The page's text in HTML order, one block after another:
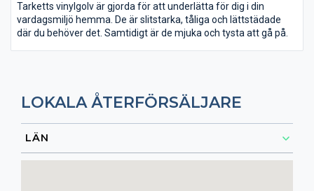
Tarketts vinylgolv är gjorda för att underlätta för dig i din
vardagsmiljö hemma. De är slitstarka, tåliga och lättstädade
där du behöver det. Samtidigt är de mjuka och tysta att gå på.
LOKALA ÅTERFÖRSÄLJARE